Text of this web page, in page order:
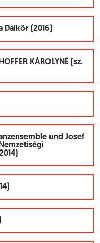
(2016)
KÁROLYNÉ [sz.
und Josef